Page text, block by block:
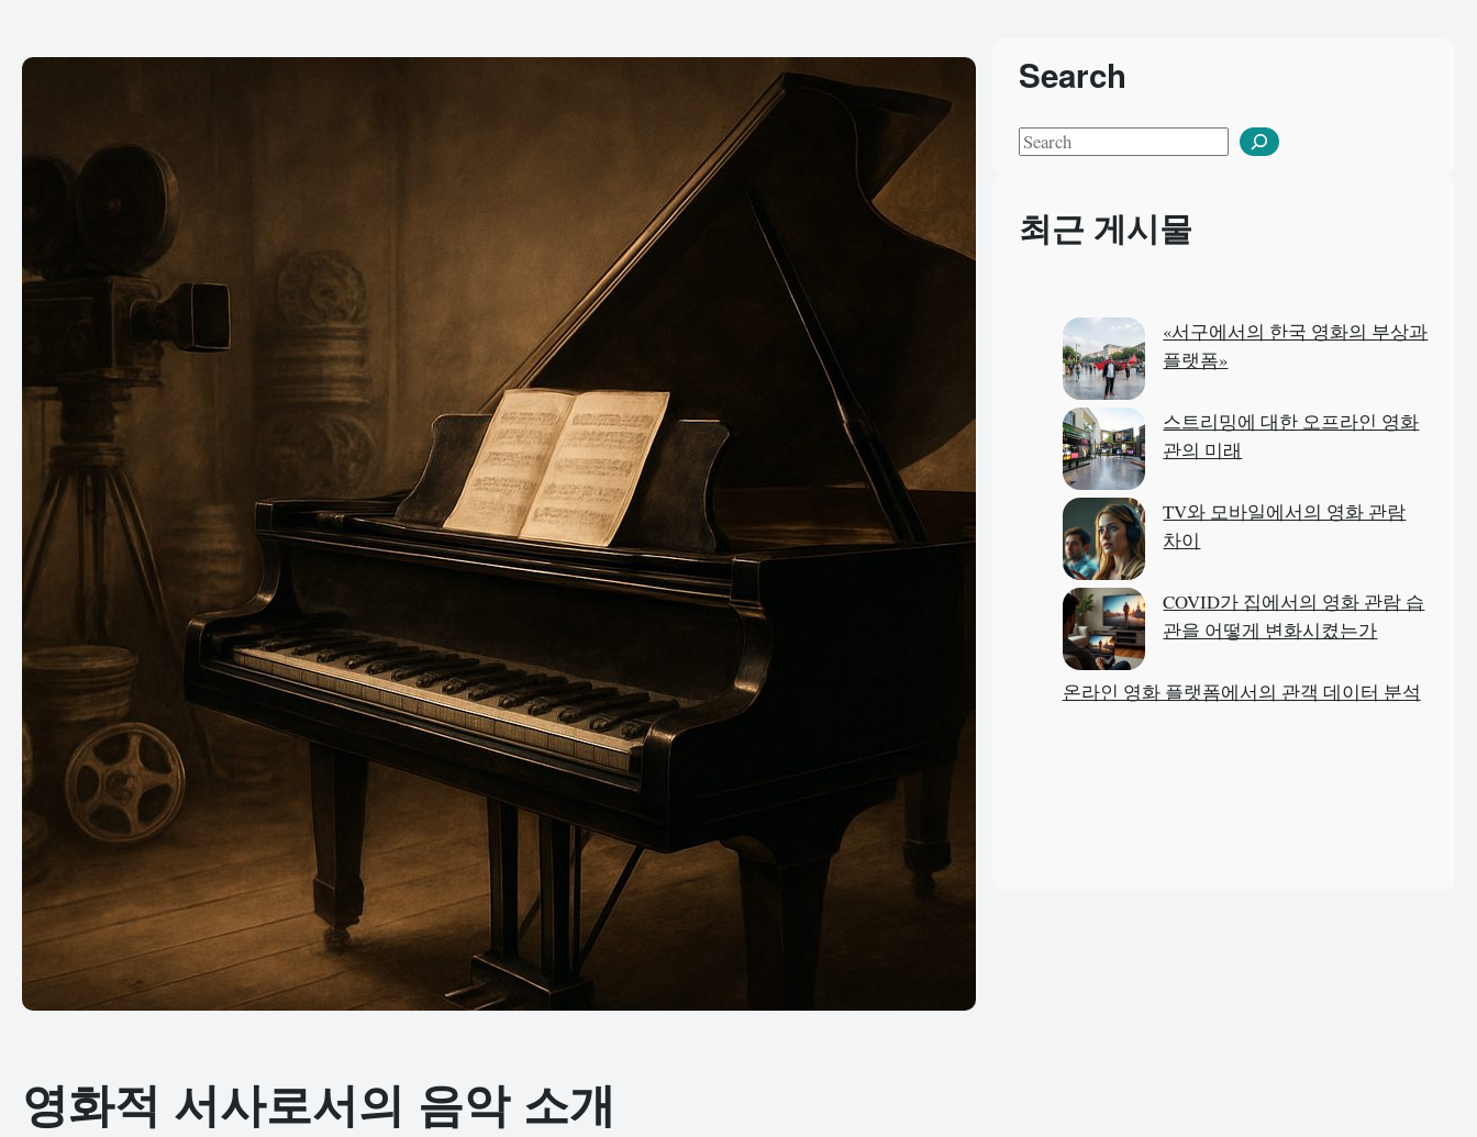
영화적 서사로서의 음악 소개
Search
S
r최근 게시물
«서구에서의 한국 영화의 부상과
플랫폼»
스트리밍에 대한 오프라인 영화
관의 미래
TV와 모바일에서의 영화 관람
차이
COVID가 집에서의 영화 관람 습
관을 어떻게 변화시켰는가
온라인 영화 플랫폼에서의 관객 데이터 분석